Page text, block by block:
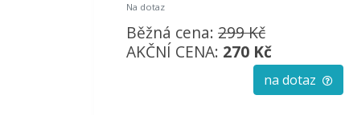
Na dotaz
Běžná cena: 299 Kč
AKČNÍ CENA: 270 Kč
na dotaz